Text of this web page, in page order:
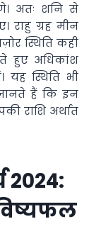
अतः शनि से
राहु ग्रह मीन
स्थिति कही
हुए अधिकांश
यह स्थिति भी
हैं कि इन
राशि अर्थात
2024: